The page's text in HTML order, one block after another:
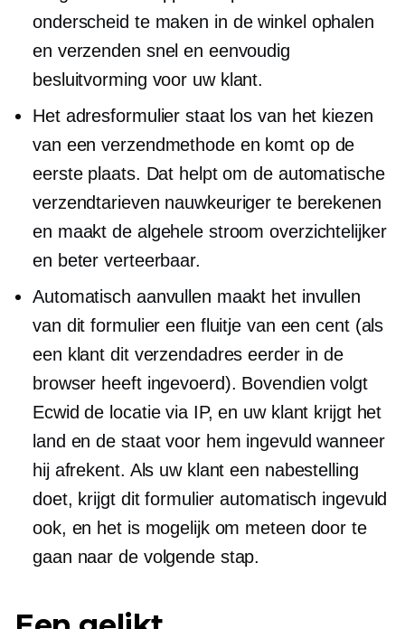
onderscheid te maken in de winkel ophalen
en verzenden snel en eenvoudig
besluitvorming voor uw klant.
Het adresformulier staat los van het kiezen
van een verzendmethode en komt op de
eerste plaats. Dat helpt om de automatische
verzendtarieven nauwkeuriger te berekenen
en maakt de algehele stroom overzichtelijker
en beter verteerbaar.
Automatisch aanvullen maakt het invullen
van dit formulier een fluitje van een cent (als
een klant dit verzendadres eerder in de
browser heeft ingevoerd). Bovendien volgt
Ecwid de locatie via IP, en uw klant krijgt het
land en de staat voor hem ingevuld wanneer
hij afrekent. Als uw klant een nabestelling
doet, krijgt dit formulierautomatisch ingevuld
ook, en het is mogelijk om meteen door te
gaan naar de volgende stap.